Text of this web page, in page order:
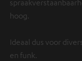
hoog.
Ideaal dus voor
en funk.